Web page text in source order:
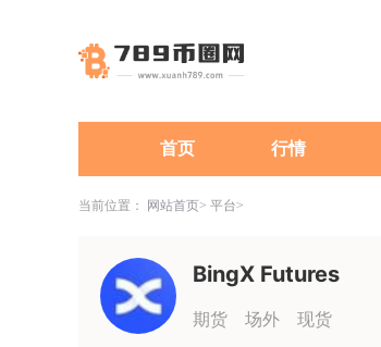
首页 行情
当前位置： 网站首页 平台
BingX Futures
期货 场外 现货